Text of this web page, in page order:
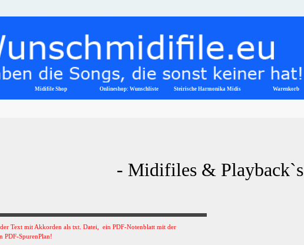
Menü überspringen
Midifile Shop ▼
Onlineshop: Wunschliste Steirische Harmonika Midis ▼
Warenkorb
- Midifiles & Playback`s
Text mit Akkorden als txt. Datei, ein PDF-Notenblatt mit der
PDF-SpurenPlan!